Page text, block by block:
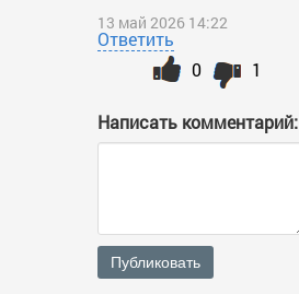
13 май 2026 14:22
Ответить
1
0
Написать комментарий:
Публиковать